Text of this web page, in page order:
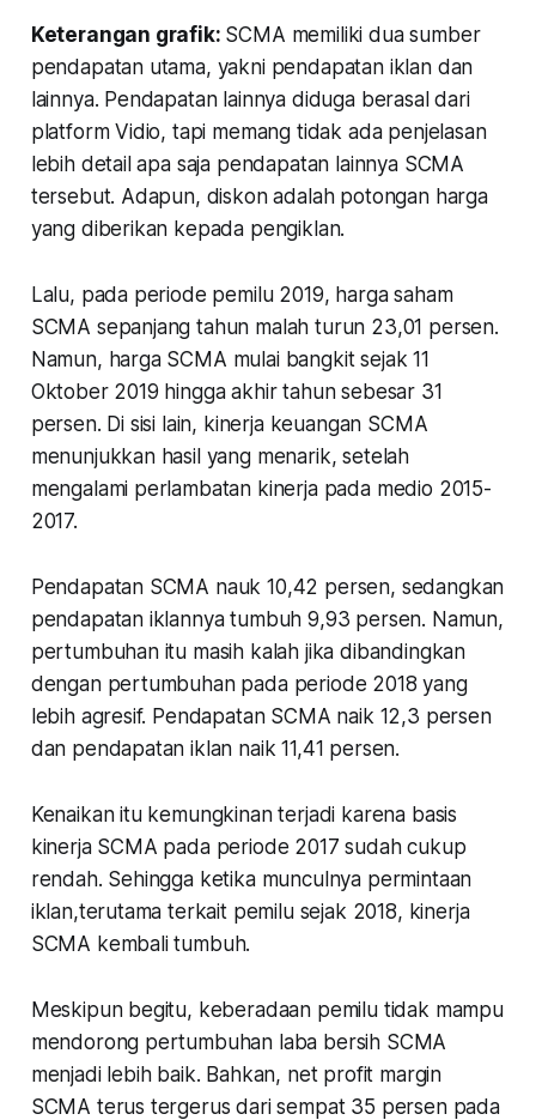
Keterangan grafik: SCMA memiliki dua sumber
pendapatan utama, yakni pendapatan iklan dan
lainnya. Pendapatan lainnya diduga berasal dari
platform Vidio, tapi memang tidak ada penjelasan
lebih detail apa saja pendapatan lainnya SCMA
tersebut. Adapun, diskon adalah potongan harga
yang diberikan kepada pengiklan.
Lalu, pada periode pemilu 2019, harga saham
SCMA sepanjang tahun malah turun 23,01 persen.
Namun, harga SCMA mulai bangkit sejak 11
Oktober 2019 hingga akhir tahun sebesar 31
persen. Di sisi lain, kinerja keuangan SCMA
menunjukkan hasil yang menarik, setelah
mengalami perlambatan kinerja pada medio 2015-
2017.
Pendapatan SCMA nauk 10,42 persen, sedangkan
pendapatan iklannya tumbuh 9,93 persen. Namun,
pertumbuhan itu masih kalah jika dibandingkan
dengan pertumbuhan pada periode 2018 yang
lebih agresif. Pendapatan SCMA naik 12,3 persen
dan pendapatan iklan naik 11,41 persen.
Kenaikan itu kemungkinan terjadi karena basis
kinerja SCMA pada periode 2017 sudah cukup
rendah. Sehingga ketika munculnya permintaan
iklan,terutama terkait pemilu sejak 2018, kinerja
SCMA kembali tumbuh.
Meskipun begitu, keberadaan pemilu tidak mampu
mendorong pertumbuhan laba bersih SCMA
menjadi lebih baik. Bahkan, net profit margin
SCMA terus tergerus dari sempat 35 persen pada